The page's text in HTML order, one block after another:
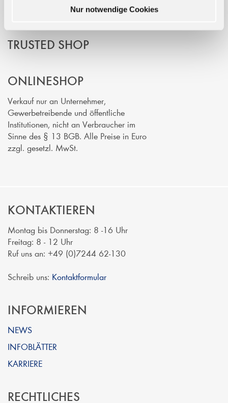
Nur notwendige Cookies
TRUSTED SHOP
ONLINESHOP
Verkauf nur an Unternehmer,
Gewerbetreibende und öffentliche
Institutionen, nicht an Verbraucher im
Sinne des § 13 BGB. Alle Preise in Euro
zzgl. gesetzl. MwSt.
KONTAKTIEREN
Montag bis Donnerstag: 8 -16 Uhr
Freitag: 8 - 12 Uhr
Ruf uns an: +49 (0)7244 62-130
Schreib uns: Kontaktformular
INFORMIEREN
NEWS
INFOBLÄTTER
KARRIERE
RECHTLICHES